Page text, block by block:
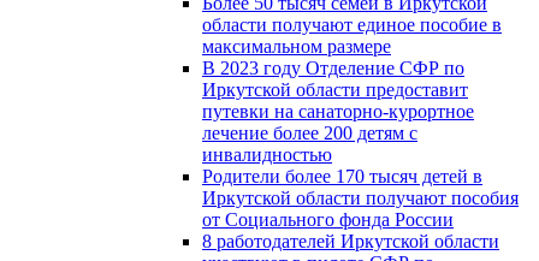
области получают единое пособие в
максимальном размере
В 2023 году Отделение СФР по
Иркутской области предоставит
путевки на санаторно-курортное
лечение более 200 детям с
инвалидностью
Родители более 170 тысяч детей в
Иркутской области получают пособия
от Социального фонда России
8 работодателей Иркутской области